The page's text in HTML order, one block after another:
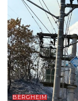
BERGHEIM